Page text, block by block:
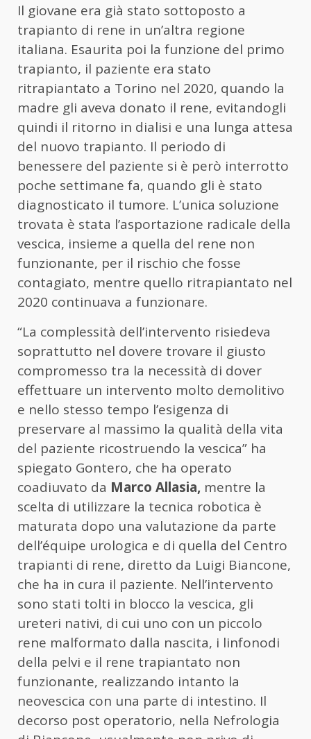
Il giovane era già stato sottoposto a
trapianto di rene in un’altra regione
italiana. Esaurita poi la funzione del primo
trapianto, il paziente era stato
ritrapiantato a Torino nel 2020, quando la
madre gli aveva donato il rene, evitandogli
quindi il ritorno in dialisi e una lunga attesa
del nuovo trapianto. Il periodo di
benessere del paziente si è però interrotto
poche settimane fa, quando gli è stato
diagnosticato il tumore. L’unica soluzione
trovata è stata l’asportazione radicale della
vescica, insieme a quella del rene non
funzionante, per il rischio che fosse
contagiato, mentre quello ritrapiantato nel
2020 continuava a funzionare.
“La complessità dell’intervento risiedeva
soprattutto nel dovere trovare il giusto
compromesso tra la necessità di dover
effettuare un intervento molto demolitivo
e nello stesso tempo l’esigenza di
preservare al massimo la qualità della vita
del paziente ricostruendo la vescica” ha
spiegato Gontero, che ha operato
coadiuvato da Marco Allasia, mentre la
scelta di utilizzare la tecnica robotica è
maturata dopo una valutazione da parte
dell’équipe urologica e di quella del Centro
trapianti di rene, diretto da Luigi Biancone,
che ha in cura il paziente. Nell’intervento
sono stati tolti in blocco la vescica, gli
ureteri nativi, di cui uno con un piccolo
rene malformato dalla nascita, i linfonodi
della pelvi e il rene trapiantato non
funzionante, realizzando intanto la
neovescica con una parte di intestino. Il
decorso post operatorio, nella Nefrologia